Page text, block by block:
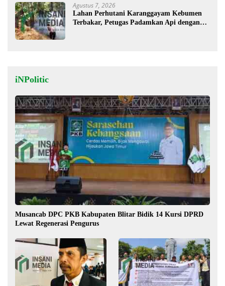
Agustus 7, 2026
Lahan Perhutani Karanggayam Kebumen
Terbakar, Petugas Padamkan Api dengan
iNPolitic
Musancab DPC PKB Kabupaten Blitar Bidik 14 Kursi DPRD
Lewat Regenerasi Pengurus